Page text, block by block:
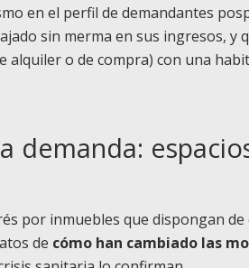
en el perfil de demandantes
sin merma en sus ingresos, y
o de compra) con una
demanda:
por inmuebles que dispongan de
de cómo han cambiado las